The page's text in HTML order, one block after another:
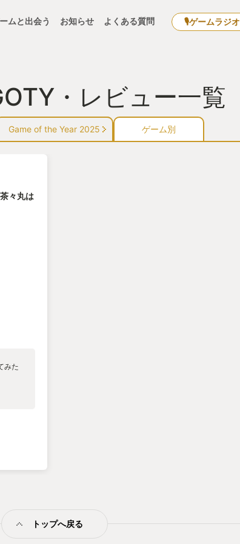
ムと出会う お知らせ よくある質問 🎙ゲームラジオ
・レビュー一覧
Game of the Year 2025 ゲーム別
々丸は
みた
トップへ戻る